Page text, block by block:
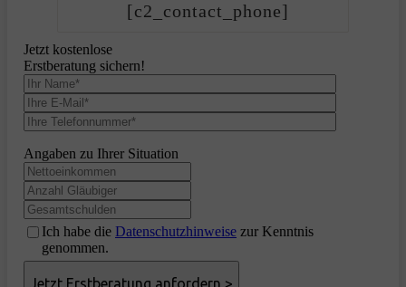
[c2_contact_phone]
Jetzt kostenlose
Erstberatung sichern!
Angaben zu Ihrer Situation
Ich habe die Datenschutzhinweise zur Kenntnis
genommen.